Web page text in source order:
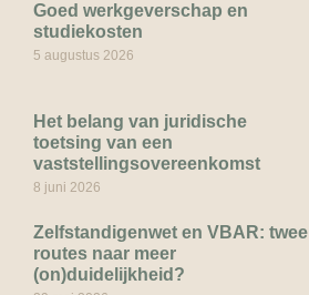
Goed werkgeverschap en
studiekosten
5 augustus 2026
Het belang van juridische
toetsing van een
vaststellingsovereenkomst
8 juni 2026
Zelfstandigenwet en VBAR: twee
routes naar meer
(on)duidelijkheid?